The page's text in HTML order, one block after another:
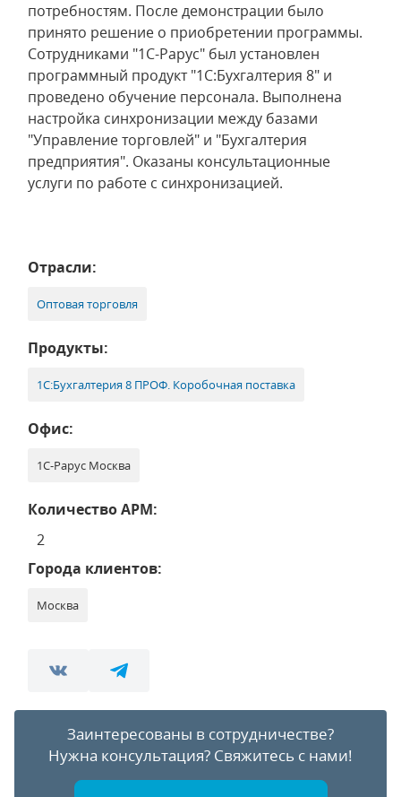
потребностям. После демонстрации было
принято решение о приобретении программы.
Сотрудниками "1С-Рарус" был установлен
программный продукт "1С:Бухгалтерия 8" и
проведено обучение персонала. Выполнена
настройка синхронизации между базами
"Управление торговлей" и "Бухгалтерия
предприятия". Оказаны консультационные
услуги по работе с синхронизацией.
Отрасли:
Оптовая торговля
Продукты:
1С:Бухгалтерия 8 ПРОФ. Коробочная поставка
Офис:
1С-Рарус Москва
Количество АРМ:
2
Города клиентов:
Москва
Заинтересованы в сотрудничестве?
Нужна консультация? Свяжитесь с нами!